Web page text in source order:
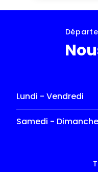
Lundi - Vendredi
Samedi - Dimanche